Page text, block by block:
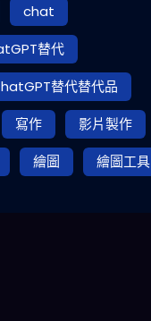
chat
替代
替代替代品
寫作
影片製作
繪圖 繪圖工具